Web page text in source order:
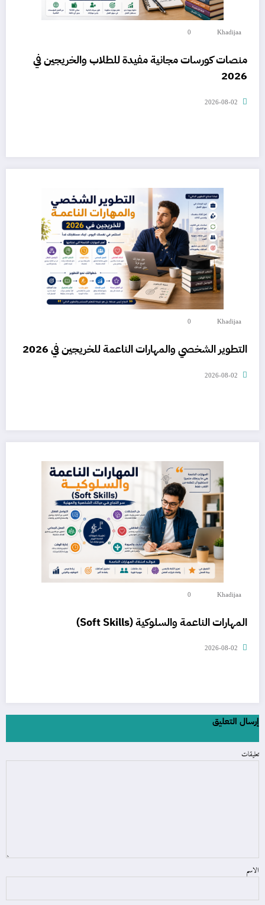
Khadijaa
0
منصات كورسات مجانية مفيدة للطلاب والخريجين في
2026
2026-08-02
Khadijaa
0
التطوير الشخصي والمهارات الناعمة للخريجين في 2026
2026-08-02
Khadijaa
0
المهارات الناعمة والسلوكية (Soft Skills)
2026-08-02
إرسال التعليق
تعليقات
الاسم